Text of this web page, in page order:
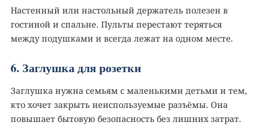
Настенный или настольный держатель полезен в
гостиной и спальне. Пульты перестают теряться
между подушками и всегда лежат на одном месте.
6. Заглушка для розетки
Заглушка нужна семьям с маленькими детьми и тем,
кто хочет закрыть неиспользуемые разъёмы. Она
повышает бытовую безопасность без лишних затрат.